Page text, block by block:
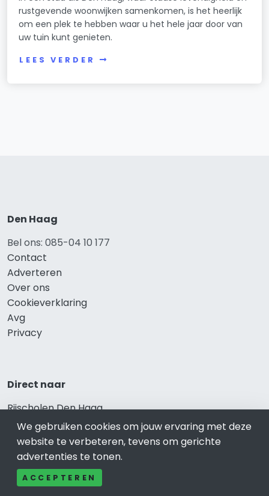
rustgevende woonwijken samenkomen, is het heerlijk
om een plek te hebben waar u het hele jaar door van
uw tuin kunt genieten.
LEES VERDER
Den Haag
Bel ons: 085-04 10 177
Contact
Adverteren
Over ons
Cookieverklaring
Avg
Privacy
Direct naar
Rijscholen Den Haag
Fietswinkels Den Haag
Taxi Den Haag
Kapper Den Haag
Gezondheid Den Haag
Afvallen Den Haag
We gebruiken cookies om jouw ervaring met deze
website te verbeteren, tevens om gerichte
advertenties te tonen.
ACCEPTEREN